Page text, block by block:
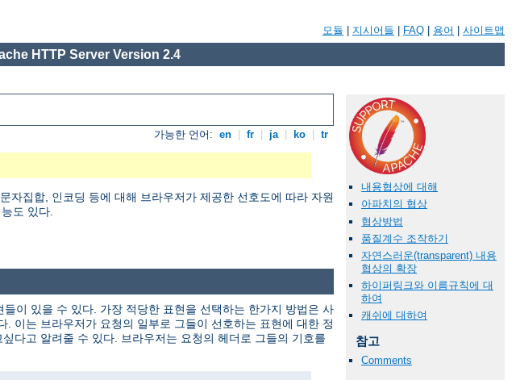
모듈 지시어들 FAQ 용어 사이트맵
HTTP Server Version 2.4
가능한 언어: en fr ja ko tr
집합, 인코딩 등에 대해 브라우저가 제공한 선호도에 따라 자원
도 있다.
내용협상에 대해
아파치의 협상
협상방법
품질계수 조작하기
자연스러운(transparent) 내용
협상의 확장
하이퍼링크와 이름규칙에 대
하여
캐쉬에 대하여
참고
Comments
이 있을 수 있다. 가장 적당한 표현을 선택하는 한가지 방법은 사
이는 브라우저가 요청의 일부로 그들이 선호하는 표현에 대한 정
다고 알려줄 수 있다. 브라우저는 요청의 헤더로 그들의 기호를